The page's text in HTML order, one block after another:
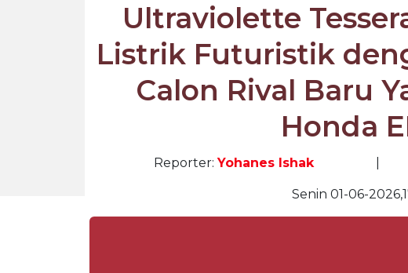
Ultraviolette
Listrik Futuristik
Calon Rival Baru
Honda
Reporter:Yohanes Ishak
Senin 01-06-